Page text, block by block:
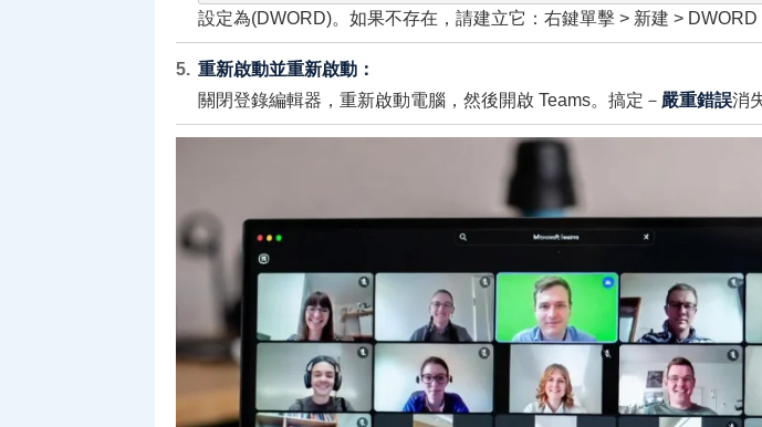
設定為(DWORD)。如果不存在，請建立它：右鍵單擊 > 新建 > DWORD
重新啟動並重新啟動：
關閉登錄編輯器，重新啟動電腦，然後開啟 Teams。搞定－ 嚴重錯誤消